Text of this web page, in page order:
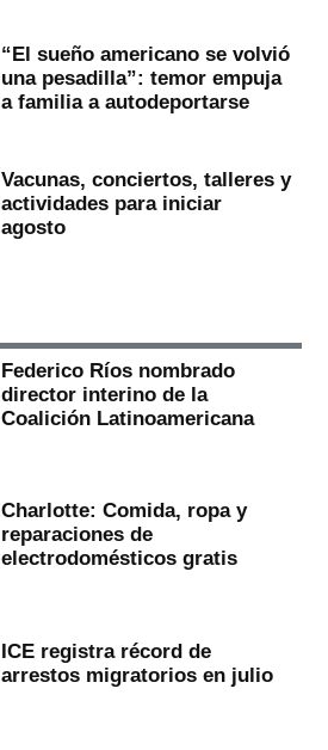
“El sueño americano se volvió
una pesadilla”: temor empuja
a familia a autodeportarse
Vacunas, conciertos, talleres y
actividades para iniciar
agosto
Federico Ríos nombrado
director interino de la
Coalición Latinoamericana
Charlotte: Comida, ropa y
reparaciones de
electrodomésticos gratis
ICE registra récord de
arrestos migratorios en julio